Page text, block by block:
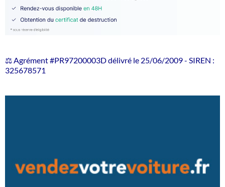
⚖️ Agrément #PR97200003D délivré le 25/06/2009 - SIREN :
325678571